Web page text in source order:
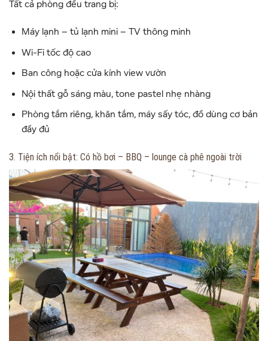
Tất cả phòng đều trang bị:
Máy lạnh – tủ lạnh mini – TV thông minh
Wi-Fi tốc độ cao
Ban công hoặc cửa kính view vườn
Nội thất gỗ sáng màu, tone pastel nhẹ nhàng
Phòng tắm riêng, khăn tắm, máy sấy tóc, đồ dùng cơ bản
đầy đủ
3. Tiện ích nổi bật: Có hồ bơi – BBQ – lounge cà phê ngoài trời